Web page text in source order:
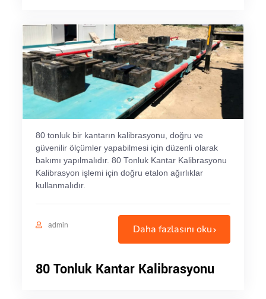
80 tonluk bir kantarın kalibrasyonu, doğru ve
güvenilir ölçümler yapabilmesi için düzenli olarak
bakımı yapılmalıdır. 80 Tonluk Kantar Kalibrasyonu
Kalibrasyon işlemi için doğru etalon ağırlıklar
kullanmalıdır.
admin Daha fazlasını oku
80 Tonluk Kantar Kalibrasyonu